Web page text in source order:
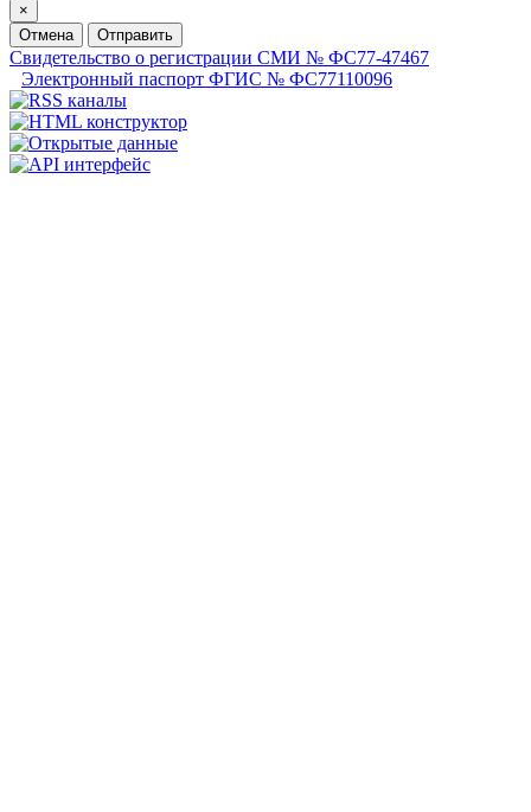
×
Отмена
Отправить
Свидетельство о регистрации СМИ № ФС77-47467
Электронный паспорт ФГИС № ФС77110096